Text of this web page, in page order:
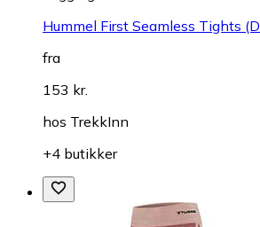
Hummel First Seamless Tights
fra
153 kr.
hos TrekkInn
+4 butikker